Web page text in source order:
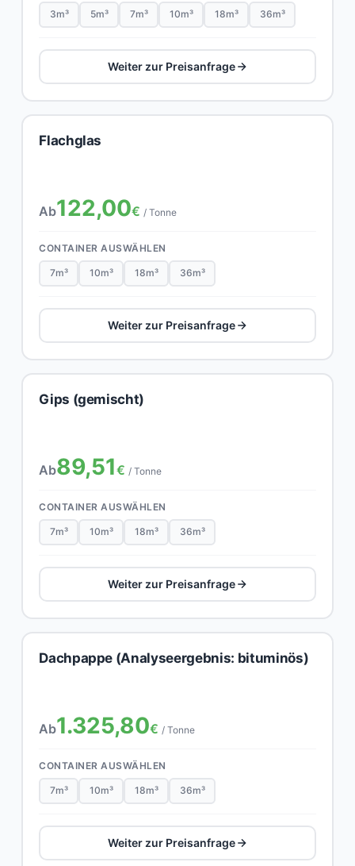
3m³ 5m³ 7m³ 10m³ 18m³ 36m³
Weiter zur Preisanfrage
Flachglas
Ab122,00€ / Tonne
CONTAINER AUSWÄHLEN
7m³ 10m³ 18m³ 36m³
Weiter zur Preisanfrage
Gips (gemischt)
Ab89,51€ / Tonne
CONTAINER AUSWÄHLEN
7m³ 10m³ 18m³ 36m³
Weiter zur Preisanfrage
Dachpappe (Analyseergebnis: bituminös)
Ab1.325,80€ / Tonne
CONTAINER AUSWÄHLEN
7m³ 10m³ 18m³ 36m³
Weiter zur Preisanfrage